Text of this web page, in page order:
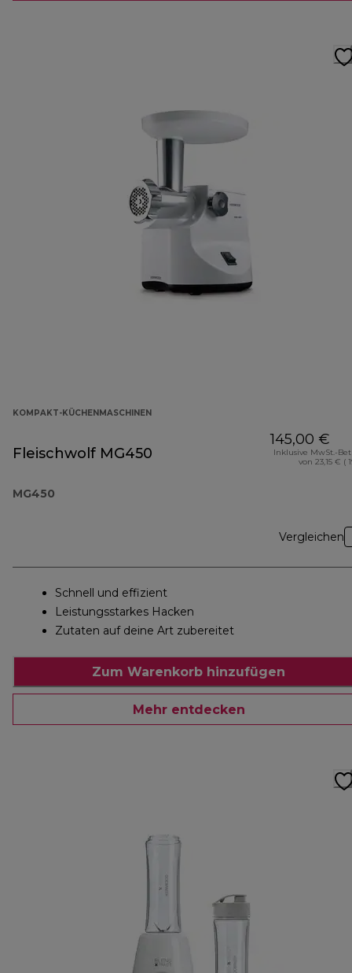
KOMPAKT-KÜCHENMASCHINEN
Fleischwolf MG450
MG450
145,00 €
Inklusive MwSt.-
von 23,15 € (
Vergleichen
Schnell und effizient
Leistungsstarkes Hacken
Zutaten auf deine Art zubereitet
Zum Warenkorb hinzufügen
Mehr entdecken